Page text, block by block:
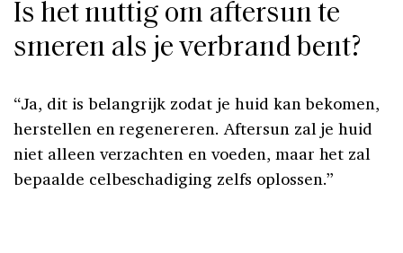
Is het nuttig om aftersun te
smeren als je verbrand bent?
“Ja, dit is belangrijk zodat je huid kan bekomen,
herstellen en regenereren. Aftersun zal je huid
niet alleen verzachten en voeden, maar het zal
bepaalde celbeschadiging zelfs oplossen.”